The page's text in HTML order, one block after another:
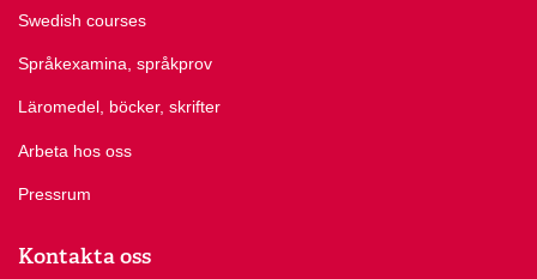
Swedish courses
Språkexamina, språkprov
Läromedel, böcker, skrifter
Arbeta hos oss
Pressrum
Kontakta oss